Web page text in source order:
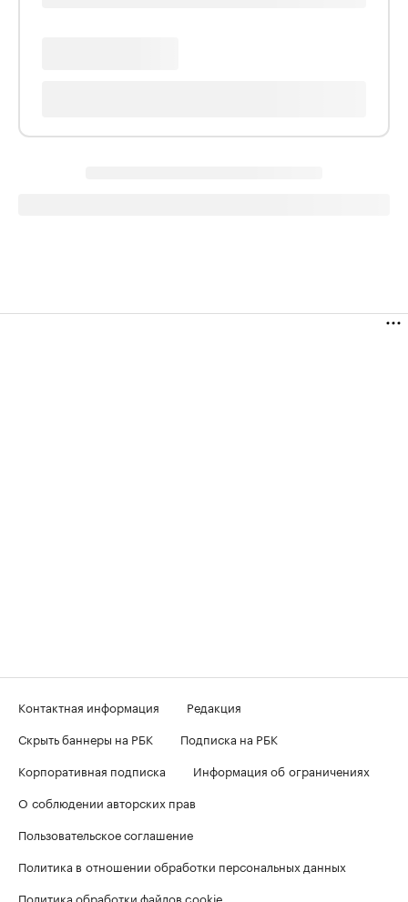
Контактная информация
Редакция
Скрыть баннеры на РБК
Подписка на РБК
Корпоративная подписка
Информация об ограничениях
О соблюдении авторских прав
Пользовательское соглашение
Политика в отношении обработки персональных данных
Политика обработки файлов cookie